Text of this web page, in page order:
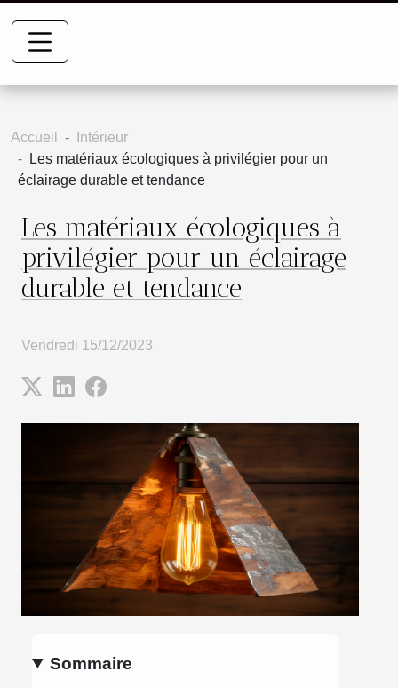
Accueil
Intérieur
Les matériaux écologiques à privilégier pour un
éclairage durable et tendance
Les matériaux écologiques à
privilégier pour un éclairage
durable et tendance
Vendredi 15/12/2023
Sommaire